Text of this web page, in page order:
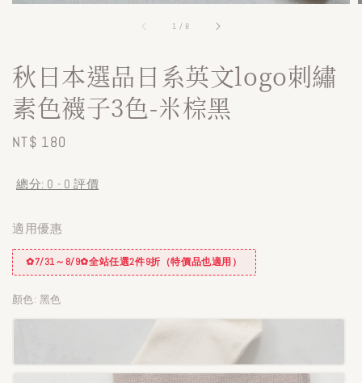
1 /8
秋日本選品日系英文logo刺繡
素色襪子3色-米棕黑
Regular
NT$ 180
總分: 0 - 0 評價
適用優惠
✿7/31～8/9✿全站任選2件9折（特價品也適用）
顏色: 黑色